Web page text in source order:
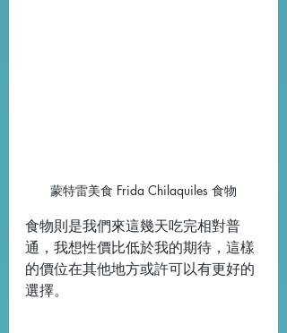
蒙特雷美食 Frida Chilaquiles 食物
食物則是我們來這幾天吃完相對普
通，我想性價比低於我的期待，這樣
的價位在其他地方或許可以有更好的
選擇。